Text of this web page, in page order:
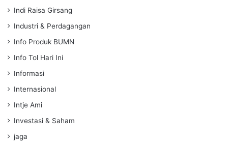
Indi Raisa Girsang
Industri & Perdagangan
Info Produk BUMN
Info Tol Hari Ini
Informasi
Internasional
Intje Ami
Investasi & Saham
jaga